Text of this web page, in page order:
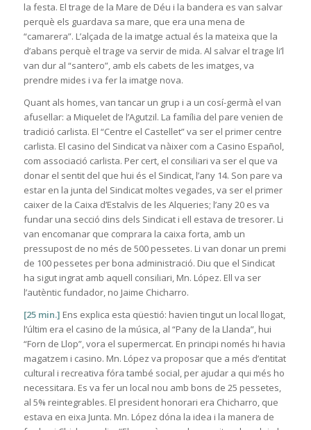
la festa. El trage de la Mare de Déu i la bandera es van salvar
perquè els guardava sa mare, que era una mena de
“camarera”. L’alçada de la imatge actual és la mateixa que la
d’abans perquè el trage va servir de mida. Al salvar el trage li’l
van dur al “santero”, amb els cabets de les imatges, va
prendre mides i va fer la imatge nova.
Quant als homes, van tancar un grup i a un cosí-germà el van
afusellar: a Miquelet de l’Agutzil. La família del pare venien de
tradició carlista. El “Centre el Castellet” va ser el primer centre
carlista. El casino del Sindicat va nàixer com a Casino Español,
com associació carlista. Per cert, el consiliari va ser el que va
donar el sentit del que hui és el Sindicat, l’any 14. Son pare va
estar en la junta del Sindicat moltes vegades, va ser el primer
caixer de la Caixa d’Estalvis de les Alqueries; l’any 20 es va
fundar una secció dins dels Sindicat i ell estava de tresorer. Li
van encomanar que comprara la caixa forta, amb un
pressupost de no més de 500 pessetes. Li van donar un premi
de 100 pessetes per bona administració. Diu que el Sindicat
ha sigut ingrat amb aquell consiliari, Mn. López. Ell va ser
l’autèntic fundador, no Jaime Chicharro.
[25 min.] Ens explica esta qüestió: havien tingut un local llogat,
l’últim era el casino de la música, al “Pany de la Llanda”, hui
“Forn de Llop”, vora el supermercat. En principi només hi havia
magatzem i casino. Mn. López va proposar que a més d’entitat
cultural i recreativa fóra també social, per ajudar a qui més ho
necessitara. Es va fer un local nou amb bons de 25 pessetes,
al 5% reintegrables. El president honorari era Chicharro, que
estava en eixa Junta. Mn. López dóna la idea i la manera de